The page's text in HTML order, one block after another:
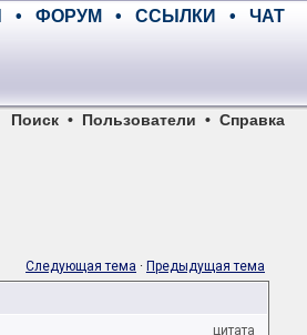
• ФОРУМ • ССЫЛКИ • ЧАТ
Поиск • Пользователи • Справка
Следующая тема · Предыдущая тема
цитата